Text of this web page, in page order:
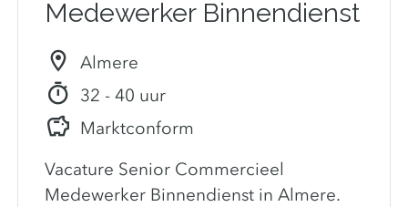
Medewerker Binnendienst
Almere
32 - 40 uur
Marktconform
Vacature Senior Commercieel
Medewerker Binnendienst in Almere.